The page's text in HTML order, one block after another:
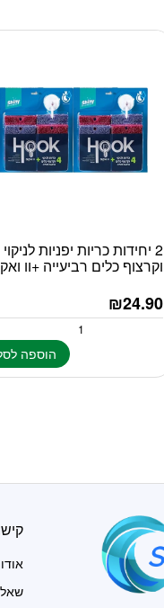
2 יחידות כריות יפניות לניקוי
וקרצוף כלים רביעייה +וו
₪24.90
הוספה